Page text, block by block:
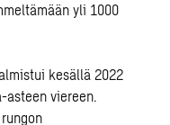
yli 1000
kesällä 2022
asteen viereen.